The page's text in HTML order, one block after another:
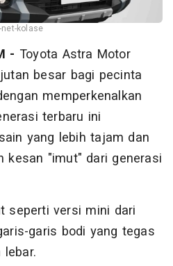
kolase
- Toyota Astra Motor
besar bagi pecinta
memperkenalkan
terbaru ini
yang lebih tajam dan
kesan "imut" dari generasi
seperti versi mini dari
garis bodi yang tegas